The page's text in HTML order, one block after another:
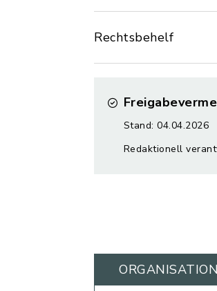
Rechtsbehelf
Stand: 04.04.2026
Redaktionell